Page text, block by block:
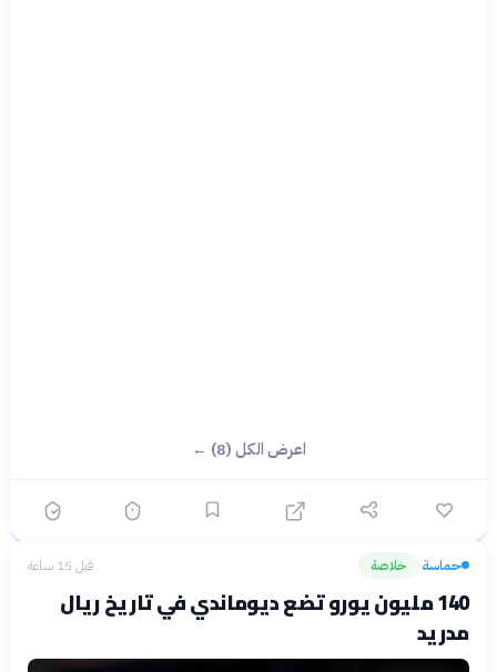
اعرض الكل (8) ←
حماسة› خلاصة قبل 15 ساعة
140 مليون يورو تضع ديوماندي في تاريخ ريال
مدريد